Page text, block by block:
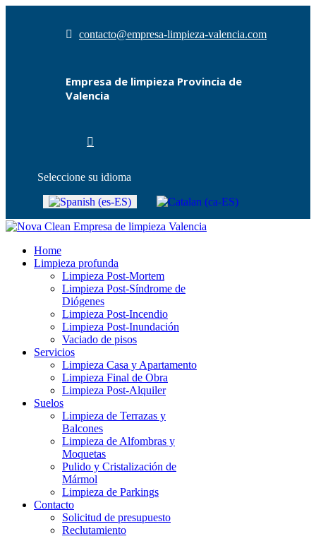
contacto@empresa-limpieza-valencia.com
Empresa de limpieza Provincia de
Valencia
Seleccione su idioma
Home
Limpieza profunda
Limpieza Post-Mortem
Limpieza Post-Síndrome de
Diógenes
Limpieza Post-Incendio
Limpieza Post-Inundación
Vaciado de pisos
Servicios
Limpieza Casa y Apartamento
Limpieza Final de Obra
Limpieza Post-Alquiler
Suelos
Limpieza de Terrazas y
Balcones
Limpieza de Alfombras y
Moquetas
Pulido y Cristalización de
Mármol
Limpieza de Parkings
Contacto
Solicitud de presupuesto
Reclutamiento